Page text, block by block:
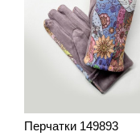
Перчатки 149893